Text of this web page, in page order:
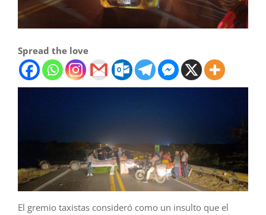
Spread the love
El gremio taxistas consideró como un insulto que el